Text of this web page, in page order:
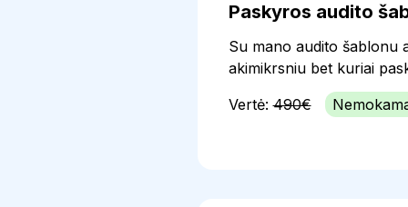
Paskyros audito
Su mano audito šablonu
akimikrsniu bet kuriai
Vertė:490€